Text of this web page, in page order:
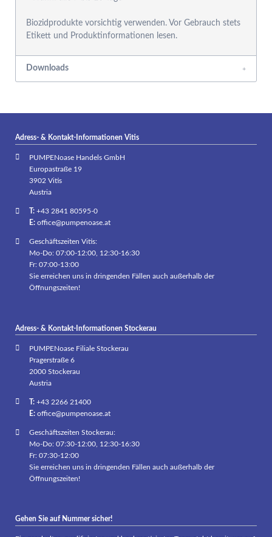
Biozidprodukte vorsichtig verwenden. Vor Gebrauch stets
Downloads
Adress- & Kontakt-Informationen Vitis
PUMPENoase Handels GmbH
Europastraße 19
3902 Vitis
Austria
T:+43 2841 80595-0
E: office@pumpenoase.at
Geschäftszeiten Vitis:
Mo-Do: 07:00-12:00, 12:30-16:30
Fr: 07:00-13:00
Sie erreichen uns in dringenden Fällen auch außerhalb der
Öffnungszeiten!
Adress- & Kontakt-Informationen Stockerau
PUMPENoase Filiale Stockerau
Pragerstraße 6
2000 Stockerau
Austria
T:+43 2266 21400
E: office@pumpenoase.at
Geschäftszeiten Stockerau:
Mo-Do: 07:30-12:00, 12:30-16:30
Fr: 07:30-12:00
Sie erreichen uns in dringenden Fällen auch außerhalb der
Öffnungszeiten!
Gehen Sie auf Nummer sicher!